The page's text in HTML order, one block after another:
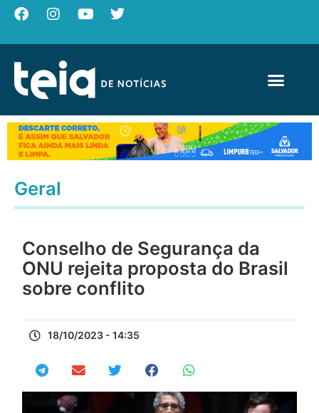
Geral
Conselho de Segurança da
ONU rejeita proposta do Brasil
sobre conflito
18/10/2023 - 14:35